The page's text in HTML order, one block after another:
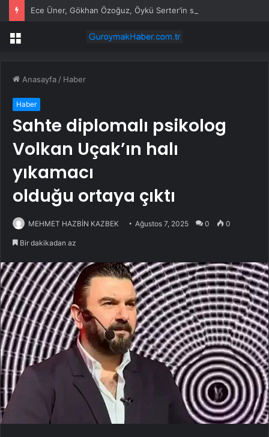
Menü
Anasayfa / Haber
Haber
Sahte diplomalı psikolog
Volkan Uçak’ın halı
yıkamacı
olduğu ortaya çıktı
MEHMET HAZBİN KAZBEK Ağustos 7, 2025 0 0
Bir dakikadan az